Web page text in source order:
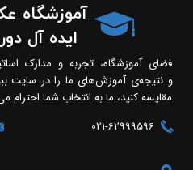
آموزشگاه
ایده آل
فضای آموزشگاه، تجربه و مدارک
و نتیجه‌ی آموزش‌های ما را در سایت
مقایسه کنید، ما به انتخاب شما احترام
021-62999596